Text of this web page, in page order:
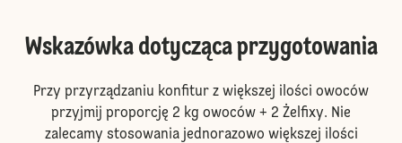
Wskazówka dotycząca przygotowania
Przy przyrządzaniu konfitur z większej ilości owoców
przyjmij proporcję 2 kg owoców + 2 Żelfixy. Nie
zalecamy stosowania jednorazowo większej ilości